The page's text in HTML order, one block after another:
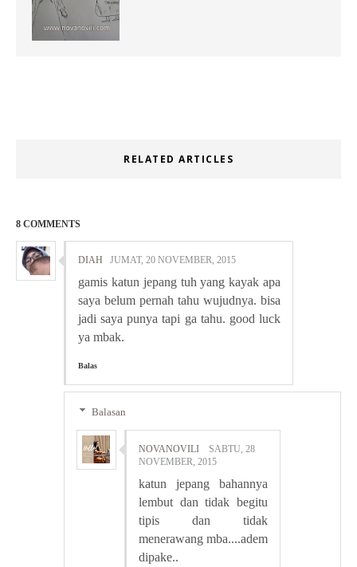
RELATED ARTICLES
8 COMMENTS
DIAH JUMAT, 20 NOVEMBER, 2015
gamis katun jepang tuh yang kayak apa
saya belum pernah tahu wujudnya. bisa
jadi saya punya tapi ga tahu. good luck
ya mbak.
Balas
Balasan
NOVANOVILI
SABTU, 28
NOVEMBER, 2015
katun jepang bahannya
lembut dan tidak begitu
tipis dan tidak
menerawang mba....adem
dipake..